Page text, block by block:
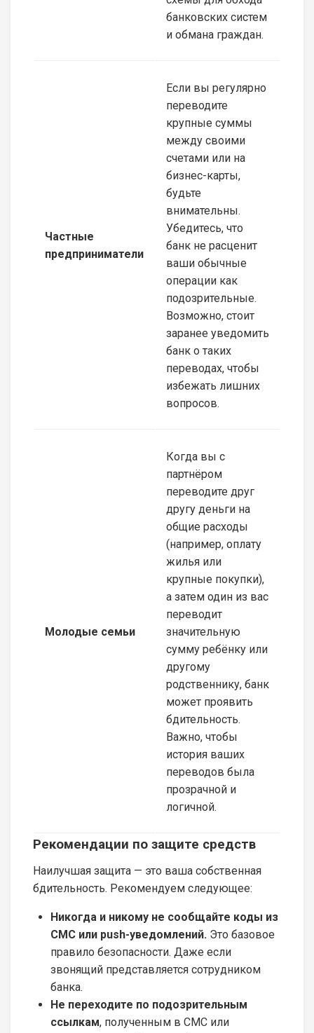
банковских систем
и обмана граждан.
Частные
предприниматели
Если вы регулярно
переводите
крупные суммы
между своими
счетами или на
бизнес-карты,
будьте
внимательны.
Убедитесь, что
банк не расценит
ваши обычные
операции как
подозрительные.
Возможно, стоит
заранее уведомить
банк о таких
переводах, чтобы
избежать лишних
вопросов.
Молодые семьи
Когда вы с
партнёром
переводите друг
другу деньги на
общие расходы
(например, оплату
жилья или
крупные покупки),
а затем один из вас
переводит
значительную
сумму ребёнку или
другому
родственнику, банк
может проявить
бдительность.
Важно, чтобы
история ваших
переводов была
прозрачной и
логичной.
Рекомендации по защите средств
Наилучшая защита — это ваша собственная
бдительность. Рекомендуем следующее:
Никогда и никому не сообщайте коды из
СМС или push-уведомлений. Это базовое
правило безопасности. Даже если
звонящий представляется сотрудником
банка.
Не переходите по подозрительным
ссылкам, полученным в СМС или